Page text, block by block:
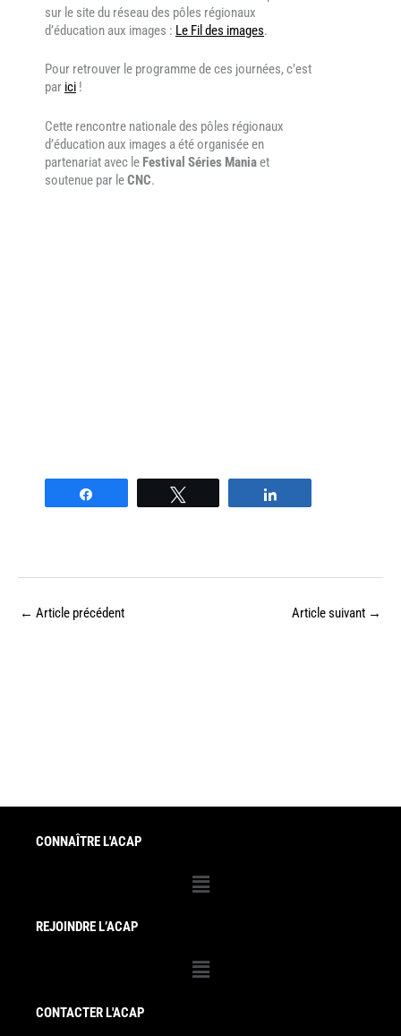
sur le site du réseau des pôles régionaux
d’éducation aux images : Le Fil des images.
Pour retrouver le programme de ces journées, c’est
par ici !
Cette rencontre nationale des pôles régionaux
d’éducation aux images a été organisée en
partenariat avec le Festival Séries Maniaet
soutenue par leCNC.
← Article précédent Article suivant →
CONNAÎTRE L'ACAP
Menu
REJOINDRE L’ACAP
Menu
CONTACTER L'ACAP